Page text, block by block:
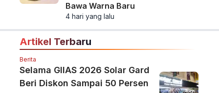
Bawa Warna Baru
4 hari yang lalu
Artikel Terbaru
Berita
Selama GIIAS 2026 Solar Gard
Beri Diskon Sampai 50 Persen